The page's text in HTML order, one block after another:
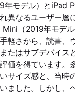
年モデル）とiPad
異なるユーザー層
（2019年モデ
軽さから、読書、
たはサブデバイス
価を得ています。
サイズ感と、当時
ました。しかし、